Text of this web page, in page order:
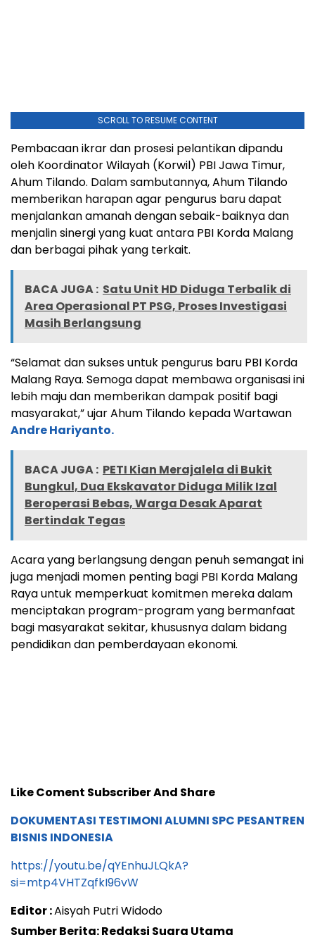
SCROLL TO RESUME CONTENT
Pembacaan ikrar dan prosesi pelantikan dipandu
oleh Koordinator Wilayah (Korwil) PBI Jawa Timur,
Ahum Tilando. Dalam sambutannya, Ahum Tilando
memberikan harapan agar pengurus baru dapat
menjalankan amanah dengan sebaik-baiknya dan
menjalin sinergi yang kuat antara PBI Korda Malang
dan berbagai pihak yang terkait.
BACA JUGA : Satu Unit HD Diduga Terbalik di
Area Operasional PT PSG, Proses Investigasi
Masih Berlangsung
“Selamat dan sukses untuk pengurus baru PBI Korda
Malang Raya. Semoga dapat membawa organisasi ini
lebih maju dan memberikan dampak positif bagi
masyarakat,” ujar Ahum Tilando kepada Wartawan
Andre Hariyanto.
BACA JUGA : PETI Kian Merajalela di Bukit
Bungkul, Dua Ekskavator Diduga Milik Izal
Beroperasi Bebas, Warga Desak Aparat
Bertindak Tegas
Acara yang berlangsung dengan penuh semangat ini
juga menjadi momen penting bagi PBI Korda Malang
Raya untuk memperkuat komitmen mereka dalam
menciptakan program-program yang bermanfaat
bagi masyarakat sekitar, khususnya dalam bidang
pendidikan dan pemberdayaan ekonomi.
Like Coment Subscriber And Share
DOKUMENTASI TESTIMONI ALUMNI SPC PESANTREN
BISNIS INDONESIA
https://youtu.be/qYEnhuJLQkA?
si=mtp4VHTZqfkI96vW
Editor :Aisyah Putri Widodo
Sumber Berita: Redaksi Suara Utama